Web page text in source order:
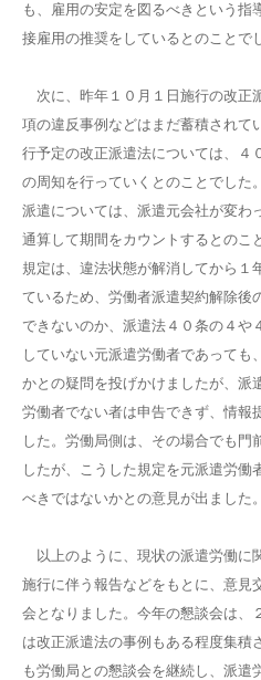
も、雇用の安定を図るべきという指
接雇用の推奨をしているとのことで
次に、昨年１０月１日施行の改正
項の違反事例などはまだ蓄積されて
行予定の改正派遣法については、４
の周知を行っていくとのことでした
派遣については、派遣元会社が変わ
通算して期間をカウントするとのこ
規定は、違法状態が解消してから１
ているため、労働者派遣契約解除後
できないのか、派遣法４０条の４や
していない元派遣労働者であって
かとの疑問を投げかけましたが、派
労働者でない者は申告できず、情報
した。労働局側は、その場合でも
したが、こうした規定を元派遣労働
べきではないかとの意見が出ました。
以上のように、現状の派遣労働に
施行に伴う報告などをもとに、意見
会となりました。今年の懇談会は、
は改正派遣法の事例もある程度集積
も労働局との懇談会を継続し、派遣